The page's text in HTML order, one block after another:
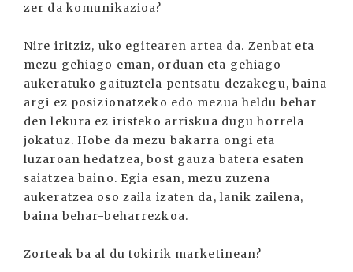
zer da komunikazioa?
Nire iritziz, uko egitearen artea da. Zenbat eta
mezu gehiago eman, orduan eta gehiago
aukeratuko gaituztela pentsatu dezakegu, baina
argi ez posizionatzeko edo mezua heldu behar
den lekura ez iristeko arriskua dugu horrela
jokatuz. Hobe da mezu bakarra ongi eta
luzaroan hedatzea, bost gauza batera esaten
saiatzea baino. Egia esan, mezu zuzena
aukeratzea oso zaila izaten da, lanik zailena,
baina behar-beharrezkoa.
Zorteak ba al du tokirik marketinean?